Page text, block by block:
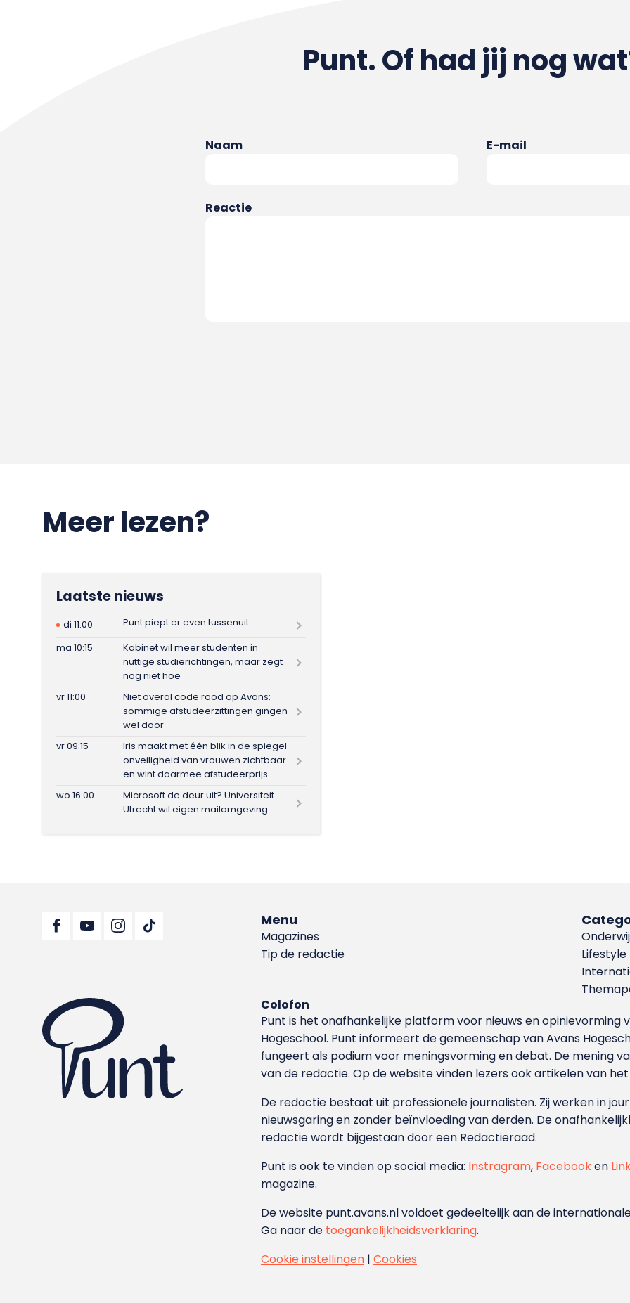
Punt. Of had jij nog
Naam E-mail
Reactie
Meer lezen?
Laatste nieuws
di 11:00
Punt piept er even tussenuit
ma 10:15
Kabinet wil meer studenten in
nuttige studierichtingen, maar zegt
nog niet hoe
vr 11:00
Niet overal code rood op Avans:
sommige afstudeerzittingen gingen
wel door
vr 09:15
Iris maakt met één blik in de spiegel
onveiligheid van vrouwen zichtbaar
en wint daarmee afstudeerprijs
wo 16:00
Microsoft de deur uit? Universiteit
Utrecht wil eigen mailomgeving
Menu
Magazines
Tip de redactie
Lifestyle
Colofon
Punt is het onafhankelijke platform voor nieuws en
Hoge­school. Punt informeert de gemeenschap van Avans
fungeert als podium voor meningsvorming en debat. De mening
van de redactie. Op de website vinden lezers ook artikelen van
De redactie bestaat uit professionele journalisten. Zij werken in
nieuwsgaring en zonder beïnvloeding van derden. De
redactie wordt bijgestaan door een Redactieraad.
Punt is ook te vinden op social media: Instragram, Facebooken
magazine.
De website punt.avans.nl voldoet gedeeltelijk aan de
Ga naar de toegankelijkheidsverklaring.
Cookie instellingen |Cookies